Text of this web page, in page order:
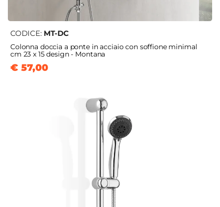
CODICE: MT-DC
Colonna doccia a ponte in acciaio con soffione minimal
cm 23 x 15 design - Montana
€ 57,00